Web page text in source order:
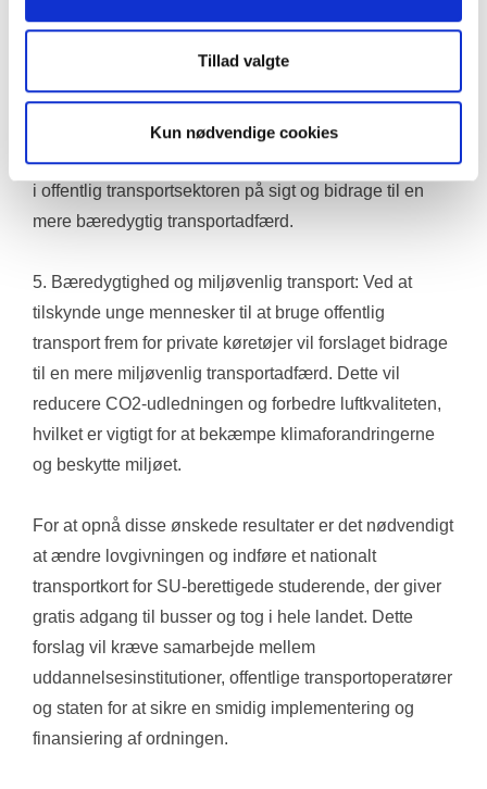
Tillad valgte
Kun nødvendige cookies
4. Tilvænning til offentlig transport: Gennem dette
initiativ vil studerende vænne sig til at bruge offentlig
transport og sandsynligvis fortsætte med at benytte
den efter endt uddannelse. Dette vil øge omsætningen
i offentlig transportsektoren på sigt og bidrage til en
mere bæredygtig transportadfærd.
5. Bæredygtighed og miljøvenlig transport: Ved at
tilskynde unge mennesker til at bruge offentlig
transport frem for private køretøjer vil forslaget bidrage
til en mere miljøvenlig transportadfærd. Dette vil
reducere CO2-udledningen og forbedre luftkvaliteten,
hvilket er vigtigt for at bekæmpe klimaforandringerne
og beskytte miljøet.
For at opnå disse ønskede resultater er det nødvendigt
at ændre lovgivningen og indføre et nationalt
transportkort for SU-berettigede studerende, der giver
gratis adgang til busser og tog i hele landet. Dette
forslag vil kræve samarbejde mellem
uddannelsesinstitutioner, offentlige transportoperatører
og staten for at sikre en smidig implementering og
finansiering af ordningen.